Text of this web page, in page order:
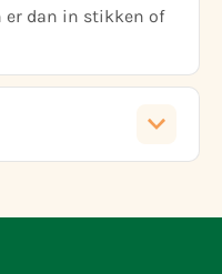
er dan in stikken of